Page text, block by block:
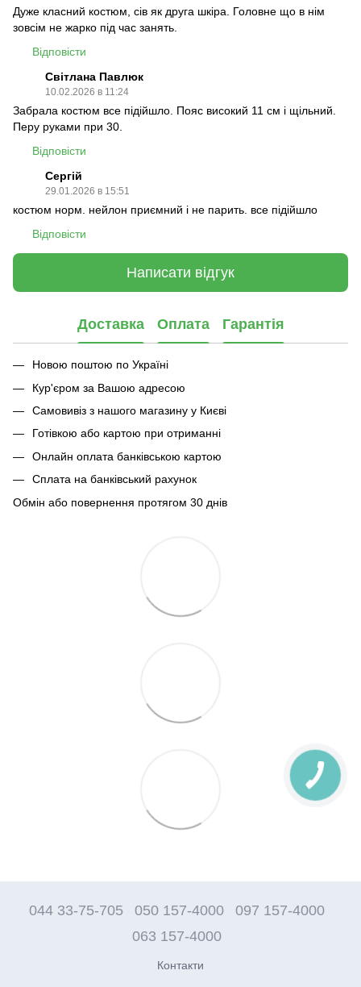
Дуже класний костюм, сів як друга шкіра. Головне що в нім
зовсім не жарко під час занять.
Відповісти
Світлана Павлюк
10.02.2026 в 11:24
Забрала костюм все підійшло. Пояс високий 11 см і щільний.
Перу руками при 30.
Відповісти
Сергій
29.01.2026 в 15:51
костюм норм. нейлон приємний і не парить. все підійшло
Відповісти
Написати відгук
Доставка Оплата Гарантія
Новою поштою по Україні
Кур'єром за Вашою адресою
Самовивіз з нашого магазину у Києві
Готівкою або картою при отриманні
Онлайн оплата банківською картою
Сплата на банківський рахунок
Обмін або повернення протягом 30 днів
044 33-75-705 050 157-4000
097 157-4000
063 157-4000
Контакти